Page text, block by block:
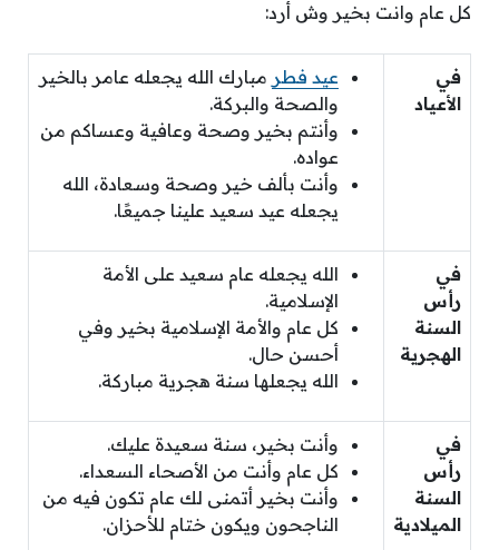
كل عام وانت بخير وش أرد:
في
الأعياد
عيد فطر مبارك الله يجعله عامر بالخير
والصحة والبركة.
وأنتم بخير وصحة وعافية وعساكم من
عواده.
وأنت بألف خير وصحة وسعادة، الله
يجعله عيد سعيد علينا جميعًا.
في
رأس
السنة
الهجرية
الله يجعله عام سعيد على الأمة
الإسلامية.
كل عام والأمة الإسلامية بخير وفي
أحسن حال.
الله يجعلها سنة هجرية مباركة.
في
رأس
السنة
الميلادية
وأنت بخير، سنة سعيدة عليك.
كل عام وأنت من الأصحاء السعداء.
وأنت بخير أتمنى لك عام تكون فيه من
الناجحون ويكون ختام للأحزان.